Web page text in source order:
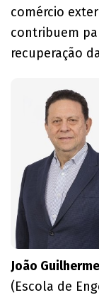
comércio
contribuem
recuperação
João
(Escola de